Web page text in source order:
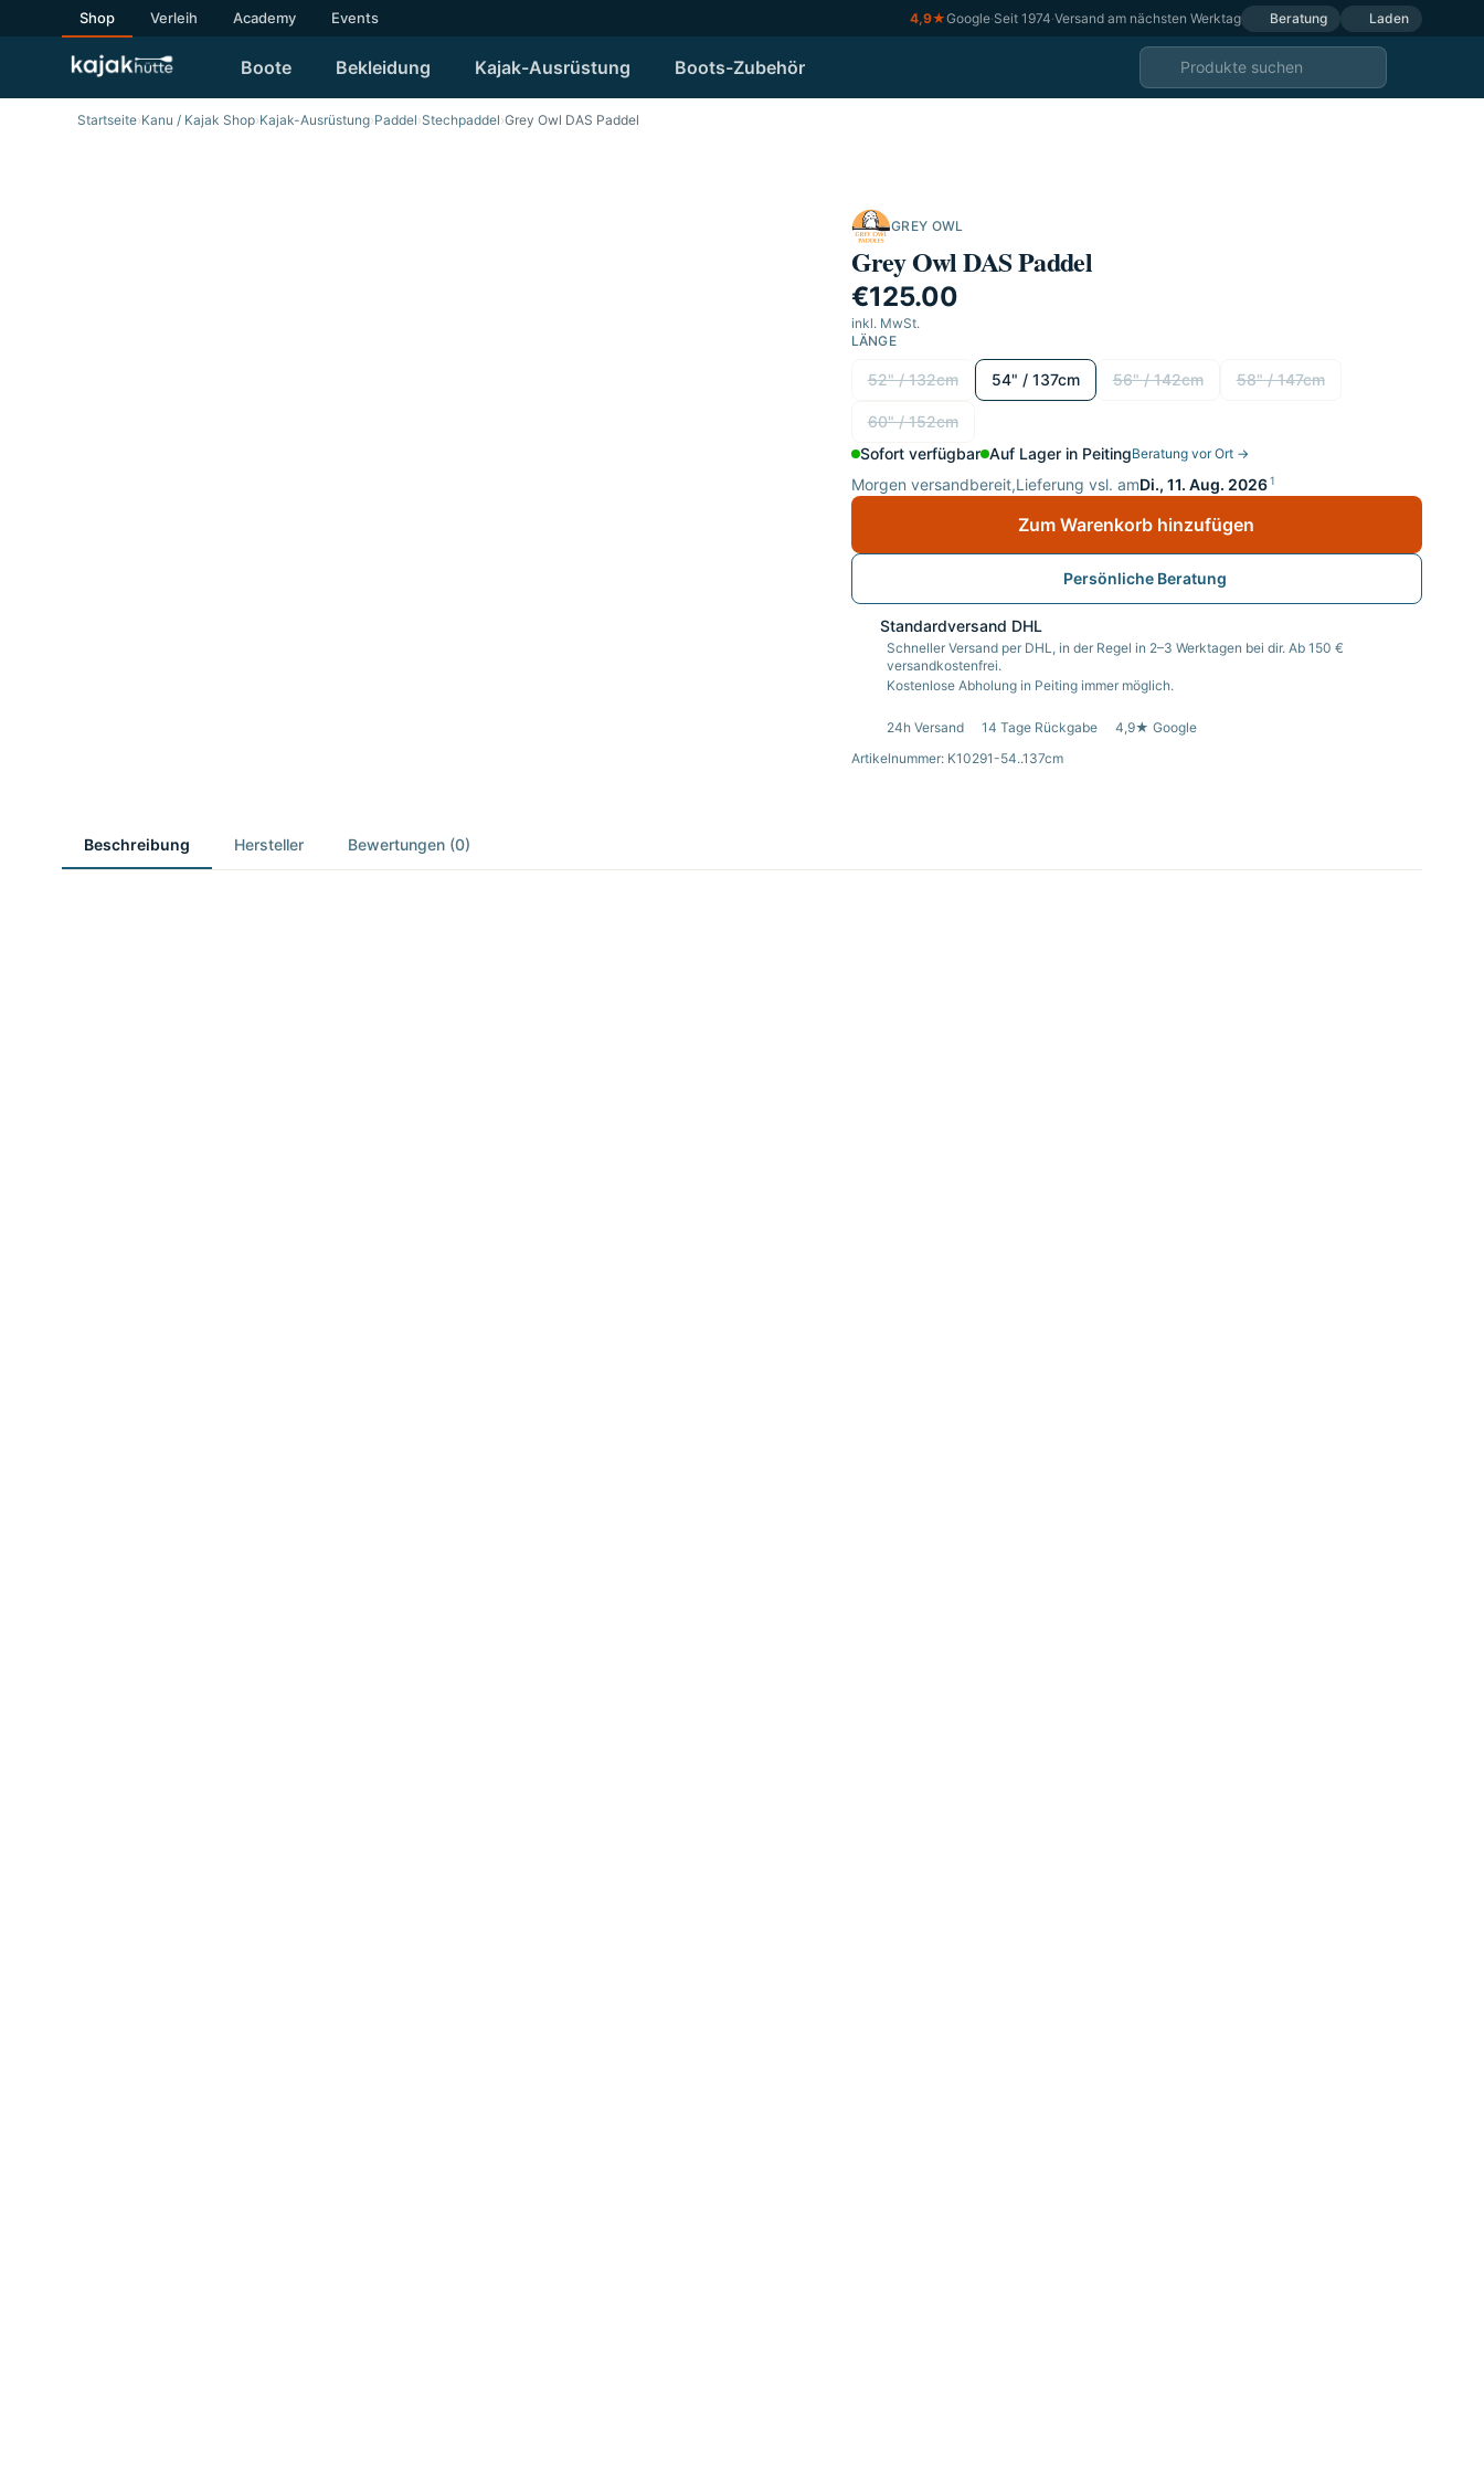
Shop Verleih Academy Events 4,9★Google·Seit 1974·Versand am nächsten Werktag Beratung Laden
Boote Bekleidung Kajak-Ausrüstung Boots-Zubehör
Startseite›Kanu / Kajak Shop›Kajak-Ausrüstung›Paddel›Stechpaddel›Grey Owl DAS Paddel
GREY OWL
Grey Owl DAS Paddel
€125.00
inkl. MwSt.
LÄNGE
Länge wählen
52" / 132cm 54" / 137cm 56" / 142cm 58" / 147cm
60" / 152cm
Sofort verfügbar Auf Lager in PeitingBeratung vor Ort →
Morgen versandbereit,Lieferung vsl. amDi., 11. Aug. 2026 1
Zum Warenkorb hinzufügen
Persönliche Beratung
Standardversand DHL
Schneller Versand per DHL, in der Regel in 2–3 Werktagen bei dir. Ab 150 €
versandkostenfrei.
Kostenlose Abholung in Peiting immer möglich.
24h Versand 14 Tage Rückgabe
4,9★ Google
Artikelnummer: K10291-54..137cm
Beschreibung Hersteller Bewertungen (0)